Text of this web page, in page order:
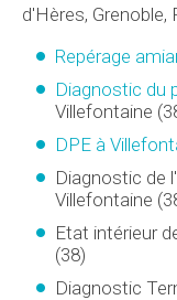
d'Hères, Grenoble,
Repérage
Diagnostic du
Villefontaine
DPE à
Diagnostic de
Villefontaine
Etat intérieur
(38)
Diagnostic